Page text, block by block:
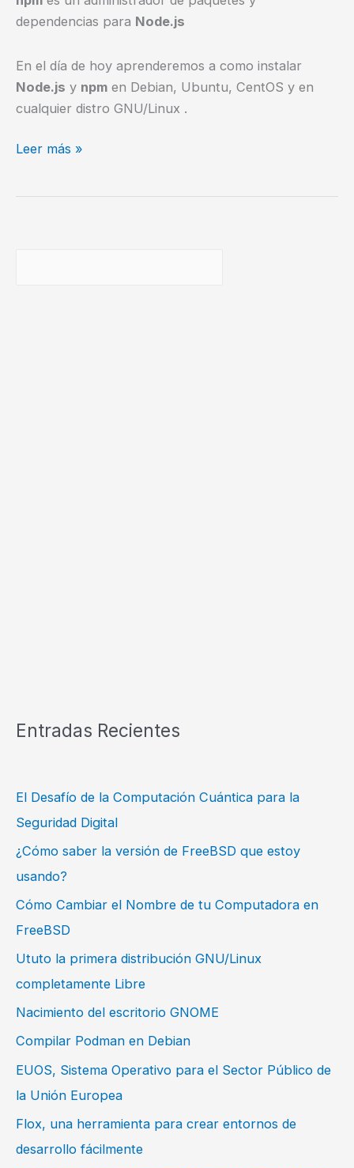
dependencias para Node.js
En el día de hoy aprenderemos a como instalar
Node.js y npm en Debian, Ubuntu, CentOS y en
cualquier distro GNU/Linux .
3
Leer más »
Entradas Recientes
El Desafío de la Computación Cuántica para la
Seguridad Digital
¿Cómo saber la versión de FreeBSD que estoy
usando?
Cómo Cambiar el Nombre de tu Computadora en
FreeBSD
Ututo la primera distribución GNU/Linux
completamente Libre
Nacimiento del escritorio GNOME
Compilar Podman en Debian
EUOS, Sistema Operativo para el Sector Público de
la Unión Europea
Flox, una herramienta para crear entornos de
desarrollo fácilmente